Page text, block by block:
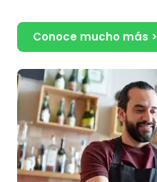
Conoce mucho más >